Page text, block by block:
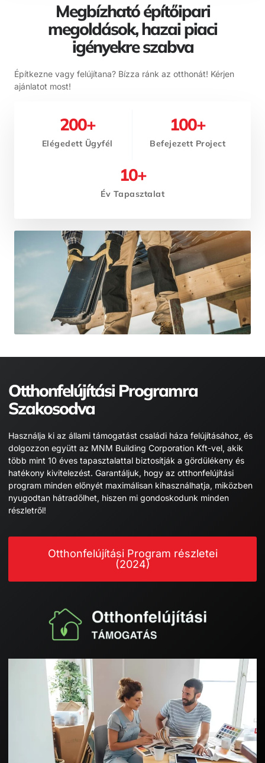
Megbízható építőipari
megoldások, hazai piaci
igényekre szabva
Építkezne vagy felújítana? Bízza ránk az otthonát! Kérjen
ajánlatot most!
Elégedett Ügyfél
200+
Befejezett Project
100+
Év Tapasztalat
10+
Otthonfelújítási Programra
Szakosodva
Használja ki az állami támogatást családi háza felújításához, és
dolgozzon együtt az MNM Building Corporation Kft-vel, akik
több mint 10 éves tapasztalattal biztosítják a gördülékeny és
hatékony kivitelezést. Garantáljuk, hogy az otthonfelújítási
program minden előnyét maximálisan kihasználhatja, miközben
nyugodtan hátradőlhet, hiszen mi gondoskodunk minden
részletről!
Otthonfelújítási Program részletei
(2024)